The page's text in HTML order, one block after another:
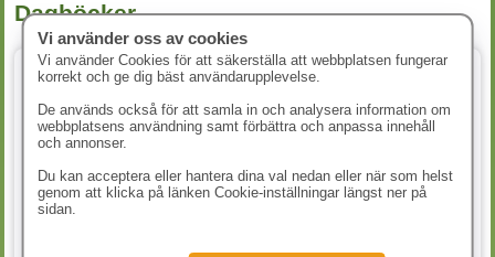
Dagböcker
Vi använder oss av cookies
Vi använder Cookies för att säkerställa att webbplatsen fungerar
korrekt och ge dig bäst användarupplevelse.
De används också för att samla in och analysera information om
webbplatsens användning samt förbättra och anpassa innehåll
och annonser.
Du kan acceptera eller hantera dina val nedan eller när som helst
genom att klicka på länken Cookie-inställningar längst ner på
sidan.